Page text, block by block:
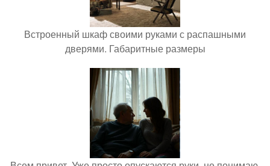
Встроенный шкаф своими руками с распашными
дверями. Габаритные размеры